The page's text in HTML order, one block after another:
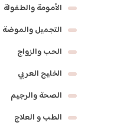
الأمومة والطفولة
التجميل والموضة
الحب والزواج
الخليج العربي
الصحة والرجيم
الطب و العلاج